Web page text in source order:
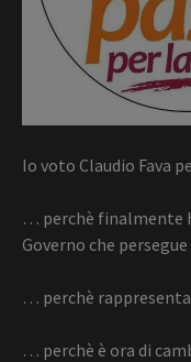
Io voto Claudio Fava
… perchè finalmente
Governo che
… perchè
… perchè è ora di